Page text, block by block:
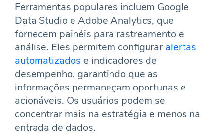
Ferramentas populares incluem Google
Data Studio e Adobe Analytics, que
fornecem painéis para rastreamento e
análise. Eles permitem configurar alertas
automatizados e indicadores de
desempenho, garantindo que as
informações permaneçam oportunas e
acionáveis. Os usuários podem se
concentrar mais na estratégia e menos na
entrada de dados.